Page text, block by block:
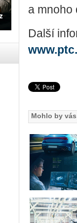
a mnoho
Další
Mohlo by